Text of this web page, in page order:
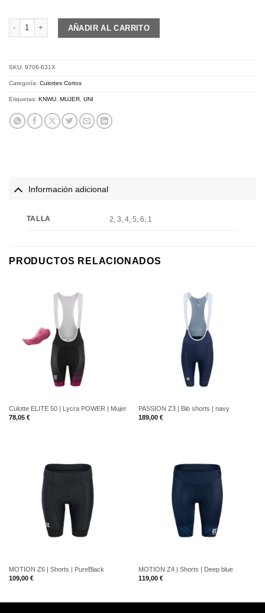
KNWU | Bib shorts | WOMEN cantidad
AÑADIR AL CARRITO
SKU: 9706-631X
Categoría: Culottes Cortos
Etiquetas: KNWU MUJER UNI
Información adicional
TALLA 2, 3, 4, 5, 6, 1
PRODUCTOS RELACIONADOS
Culotte ELITE 50 | Lycra POWER | Mujer
78,05 €
PASSION Z3 | Bib shorts | navy
189,00 €
MOTION Z6 | Shorts | PureBlack
109,00 €
MOTION Z4 | Shorts | Deep blue
119,00 €